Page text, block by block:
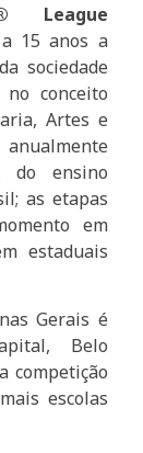
League
15 anos a
sociedade
conceito
Artes e
do ensino
as etapas
em
estaduais
Gerais é
Belo
competição
escolas